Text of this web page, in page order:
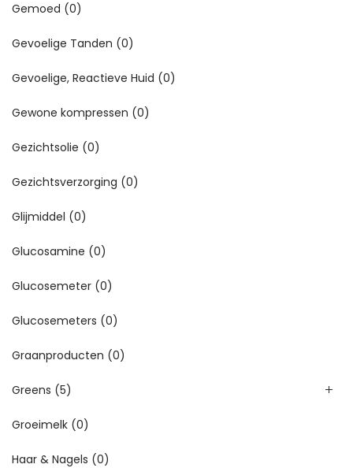
Gemoed (0)
Gevoelige Tanden (0)
Gevoelige, Reactieve Huid (0)
Gewone kompressen (0)
Gezichtsolie (0)
Gezichtsverzorging (0)
Glijmiddel (0)
Glucosamine (0)
Glucosemeter (0)
Glucosemeters (0)
Graanproducten (0)
Greens (5)
Groeimelk (0)
Haar & Nagels (0)